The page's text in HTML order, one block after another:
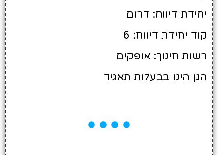
יחידת דיווח: דרום
קוד יחידת דיווח: 6
רשות חינוך: אופקים
הגן הינו בבעלות תאגיד